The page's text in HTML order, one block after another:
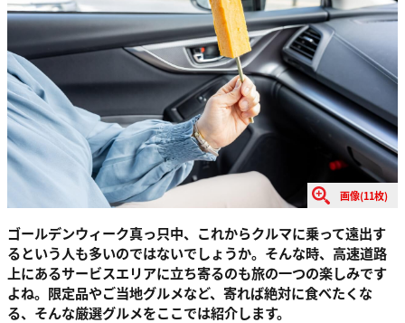
画像(11枚)
ゴールデンウィーク真っ只中、これからクルマに乗って遠出す
るという人も多いのではないでしょうか。そんな時、高速道路
上にあるサービスエリアに立ち寄るのも旅の一つの楽しみです
よね。限定品やご当地グルメなど、寄れば絶対に食べたくな
る、そんな厳選グルメをここでは紹介します。